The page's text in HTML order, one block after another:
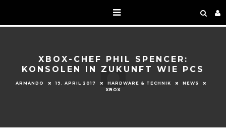
XBOX-CHEF PHIL SPENCER:
KONSOLEN IN ZUKUNFT WIE PCS
ARMANDO 19. APRIL 2017 HARDWARE & TECHNIK
NEWS
XBOX